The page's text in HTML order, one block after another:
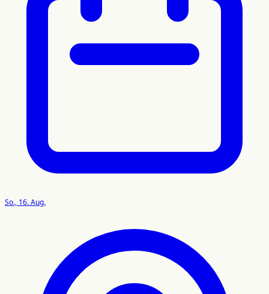
So., 16. Aug.